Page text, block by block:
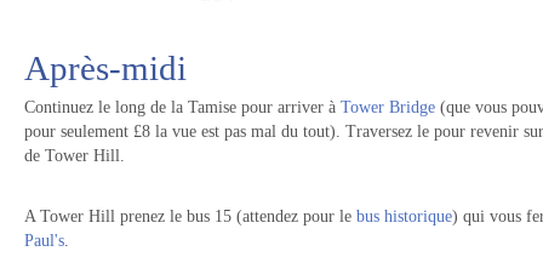
Après-midi
Continuez le long de la Tamise pour arriver à Tower Bridge (que vous
pour seulement £8 la vue est pas mal du tout). Traversez le pour revenir
de Tower Hill.
A Tower Hill prenez le bus 15 (attendez pour le bus historique) qui vous
Paul's.